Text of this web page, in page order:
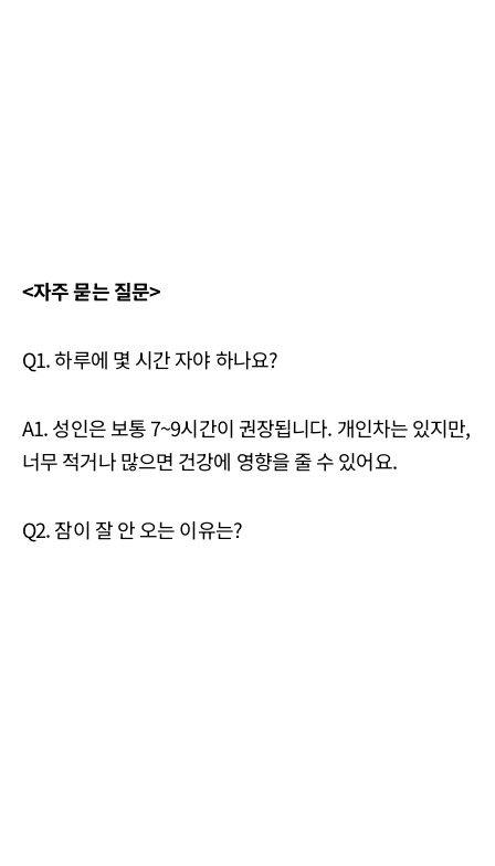
<자주 묻는 질문>
Q1. 하루에 몇 시간 자야 하나요?
A1. 성인은 보통 7~9시간이 권장됩니다. 개인차는 있지만,
너무 적거나 많으면 건강에 영향을 줄 수 있어요.
Q2. 잠이 잘 안 오는 이유는?